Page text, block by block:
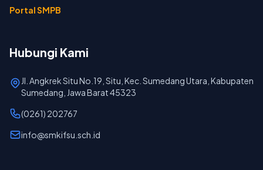
Portal SMPB
Hubungi Kami
Jl. Angkrek Situ No.19, Situ, Kec. Sumedang Utara, Kabupaten
Sumedang, Jawa Barat 45323
(0261) 202767
info@smkifsu.sch.id